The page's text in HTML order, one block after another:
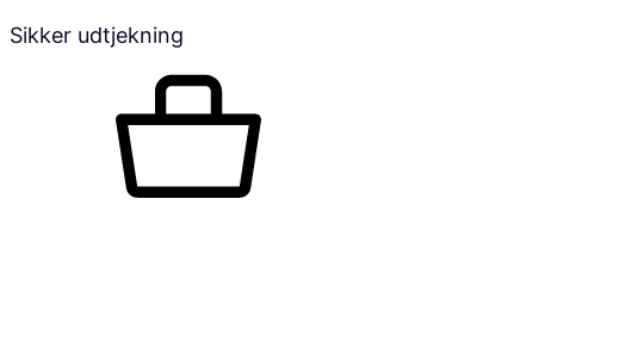
Sikker udtjekning